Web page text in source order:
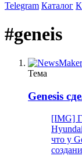
Telegram Каталог
#geneis
Тема
Genesis
[IMG]
что у